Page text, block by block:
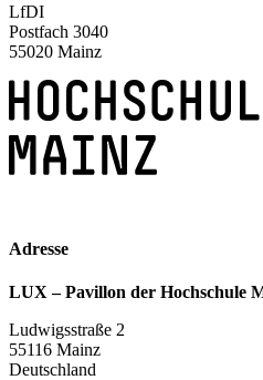
LfDI
Postfach 3040
55020 Mainz
Adresse
LUX – Pavillon der Hochschule
Ludwigsstraße 2
55116 Mainz
Deutschland